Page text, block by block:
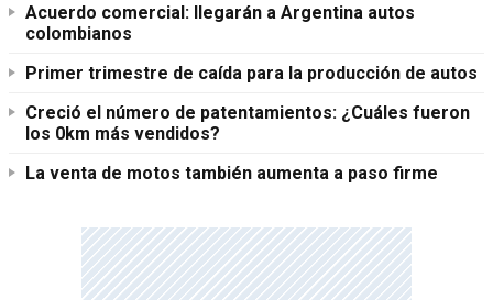
Acuerdo comercial: llegarán a Argentina autos
colombianos
Primer trimestre de caída para la producción de autos
Creció el número de patentamientos: ¿Cuáles fueron
los 0km más vendidos?
La venta de motos también aumenta a paso firme